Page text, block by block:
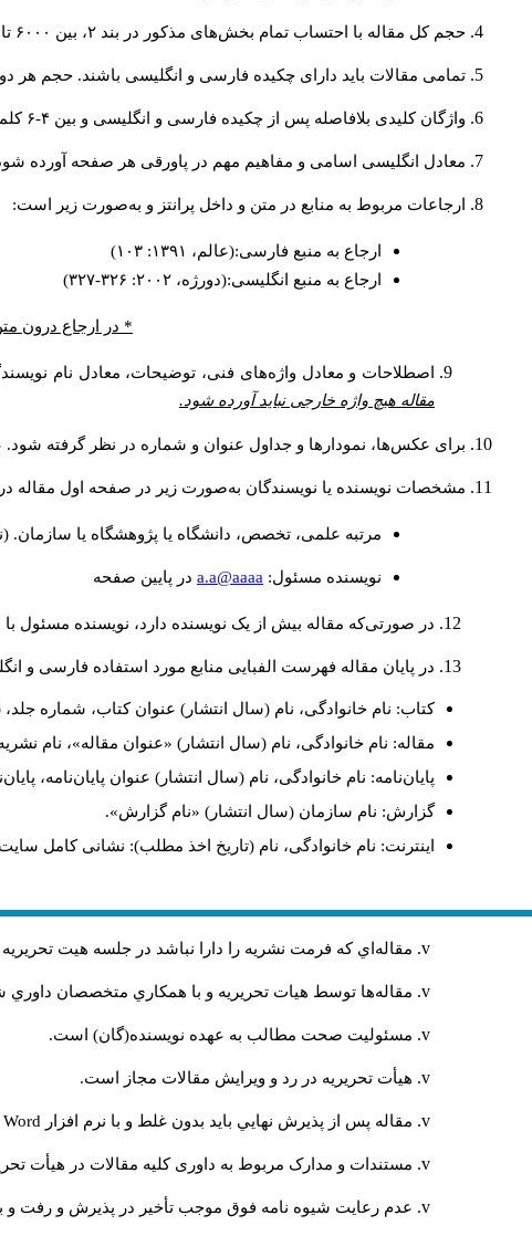
حجم کل مقاله با احتساب تمام بخش‌های مذکور در بند ۲، بین ۶۰۰۰ تا ۸۰۰۰کلمه باشد.
تمامی مقالات باید دارای چکیده فارسی و انگلیسی باشند. حجم هر دو چکیده کمتر از ۲۰۰ و
واژگان کلیدی بلافاصله پس از چکیده فارسی و انگلیسی و بین ۴-۶ کلمه نوشته شود.
معادل انگلیسی اسامی و مفاهیم مهم در پاورقی هر صفحه آورده
ارجاعات مربوط به منابع در متن و داخل پرانتز و به‌صورت زیر است:
ارجاع به منبع فارسی:(عالم، ۱۳۹۱: ۱۰۳)
ارجاع به منبع انگلیسی:(دورژه، ۲۰۰۲: ۳۲۶-۳۲۷)
* در ارجاع درون
اصطلاحات و معادل واژه‌های فنی، توضیحات، معادل نام
مقاله هیچ واژه خارجی نباید آورده شود.
برای عکس‌ها، نمودارها و جداول عنوان و شماره در نظر گرفته شود.
مشخصات نویسنده یا نویسندگان به‌صورت زیر در صفحه اول مقاله
مرتبه علمی، تخصص، دانشگاه یا پژوهشگاه یا سازمان.
نويسنده مسئول: a.a@aaaa در پايين صفحه
در صورتی‌که مقاله بیش از یک نویسنده دارد، نویسنده
در پایان مقاله فهرست الفبایی منابع مورد استفاده فارسی و
کتاب: نام خانوادگی، نام (سال انتشار) عنوان کتاب، شماره
مقاله: نام خانوادگی، نام (سال انتشار) «عنوان مقاله»، نام
پایان‌نامه: نام خانوادگی، نام (سال انتشار) عنوان پایان‌نامه،
گزارش: نام سازمان (سال انتشار) «نام گزارش».
اینترنت: نام خانوادگی، نام (تاریخ اخذ مطلب): نشانی کامل
مقاله‌اي كه فرمت نشريه را دارا نباشد در جلسه هيت
مقاله‌ها توسط هیات تحريريه و با همکاري متخصصان
مسئوليت صحت مطالب به عهده نويسنده(گان) است.
هيأت تحريريه در رد و ويرايش مقالات مجاز است.
مقاله پس از پذيرش نهايي باید بدون غلط و با نرم افزار
مستندات و مدارک مربوط به داوری کلیه مقالات در هیأت
عدم رعایت شیوه نامه فوق موجب تأخیر در پذیرش و رفت و